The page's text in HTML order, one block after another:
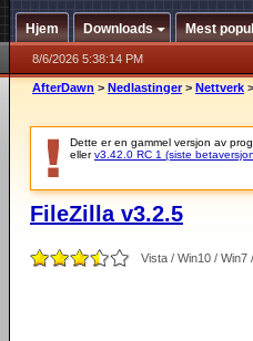
Hjem Downloads Mest
8/6/2026 5:38:14 PM
AfterDawn > Nedlastinger > Nettverk >
Dette er en gammel versjon av
ellerv3.42.0 RC 1 (siste
FileZilla v3.2.5
Vista / Win10 / Win7